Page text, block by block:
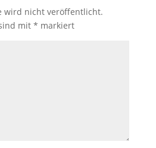
wird nicht veröffentlicht.
mit * markiert